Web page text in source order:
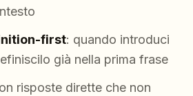
first: quando introduci
già nella prima frase
risposte dirette che non